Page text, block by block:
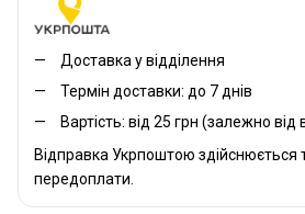
Доставка у відділення
Термін доставки: до 7 днів
Вартість: від 25 грн (залежно від
Відправка Укрпоштою здійснюється
передоплати.